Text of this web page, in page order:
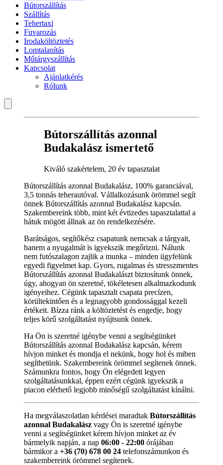
Bútorszállítás
Szállítás
Tehertaxi
Fuvarozás
Irodaköltöztetés
Lomtalanítás
Műtárgyszállítás
Kapcsolat
Ajánlatkérés
Rólunk
Bútorszállítás azonnal
Budakalász ismertető
Kiváló szakértelem, 20 év tapasztalat
Bútorszállítás azonnal Budakalász, 100% garanciával,
3,5 tonnás teherautóval. Vállalkozásunk örömmel segít
önnek Bútorszállítás azonnal Budakalász kapcsán.
Szakembereink több, mint két évtizedes tapasztalattal a
hátuk mögött állnak az ön rendelkezésére.
Barátságos, segítőkész csapatunk nemcsak a tárgyait,
hanem a nyugalmát is igyekszik megőrizni. Nálunk
nem futószalagon zajlik a munka – minden ügyfelünk
egyedi figyelmet kap. Gyors, rugalmas és stresszmentes
Bútorszállítás azonnal Budakalászt biztosítunk önnek,
úgy, ahogyan ön szeretné, tökéletesen alkalmazkodunk
igényeihez. Cégünk tapasztalt csapata precízen,
körültekintően és a legnagyobb gondossággal kezeli
értékeit. Bízza ránk a költöztetést és engedje, hogy
teljes körű szolgáltatást nyújtsunk önnek.
Ha Ön is szeretné igénybe venni a segítségünket
Bútorszállítás azonnal Budakalász kapcsán, kérem
hívjon minket és mondja el nekünk, hogy hol és miben
segíthetünk. Szakembereink örömmel segítenek önnek.
Számunkra fontos, hogy Ön elégedett legyen
szolgáltatásunkkal, éppen ezért cégünk igyekszik a
piacon elérhető legjobb minőségű szolgáltatást kínálni.
Ha megválaszolatlan kérdései maradtak Bútorszállítás
azonnal Budakalász vagy Ön is szeretné igénybe
venni a segítségünket kérem hívjon minket az év
bármelyik napján, a nap 06:00 - 22:00 órájában
bármikor a +36 (70) 678 00 24 telefonszámunkon és
szakembereink örömmel segítenek.